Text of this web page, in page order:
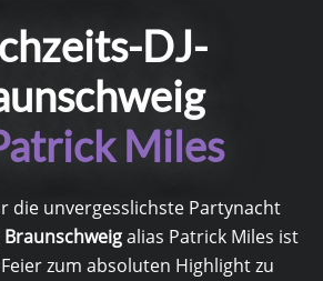
DJ-
Miles
die unvergesslichste Partynacht
Braunschweigalias Patrick Miles ist
zum absoluten Highlight zu